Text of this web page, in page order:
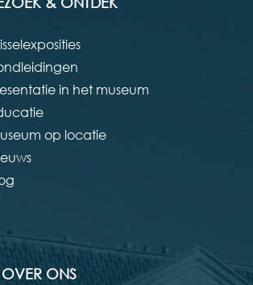
in het museum
op locatie
OVER ONS